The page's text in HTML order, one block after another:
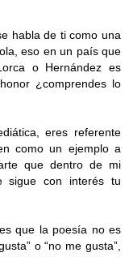
habla de ti como una
eso en un país que
o Hernández es
¿comprendes lo
eres referente
como un ejemplo a
que dentro de mi
sigue con interés tu
que la poesía no es
o “no me gusta”,